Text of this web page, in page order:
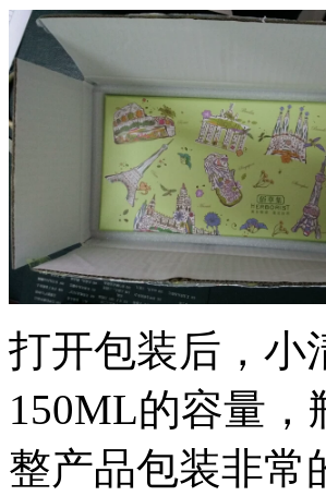
打开包装后，小
150ML的容量
整产品包装非常